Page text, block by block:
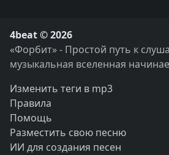
4beat © 2026
«Форбит» - Простой путь к
музыкальная вселенная
Изменить теги в mp3
Правила
Помощь
Разместить свою песню
ИИ для создания песен